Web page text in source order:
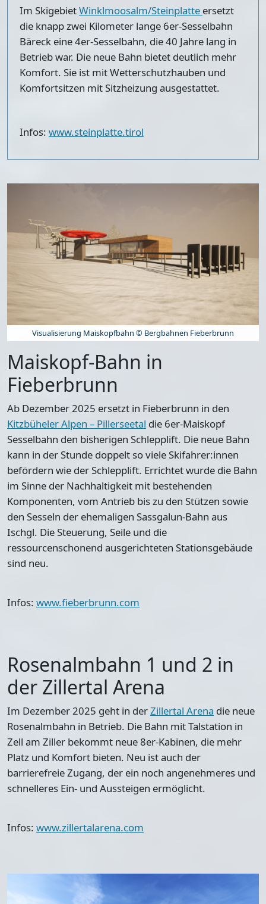
Im SkigebietWinklmoosalm/Steinplatte ersetzt
die knapp zwei Kilometer lange 6er-Sesselbahn
Bäreck eine 4er-Sesselbahn, die 40 Jahre lang in
Betrieb war. Die neue Bahn bietet deutlich mehr
Komfort. Sie ist mit Wetterschutzhauben und
Komfortsitzen mit Sitzheizung ausgestattet.
Infos: www.steinplatte.tirol
Visualisierung Maiskopfbahn © Bergbahnen Fieberbrunn
Maiskopf-Bahn in
Fieberbrunn
Ab Dezember 2025 ersetzt in Fieberbrunn in den
Kitzbüheler Alpen – Pillerseetal die 6er-Maiskopf
Sesselbahn den bisherigen Schlepplift. Die neue Bahn
kann in der Stunde doppelt so viele Skifahrer:innen
befördern wie der Schlepplift. Errichtet wurde die Bahn
im Sinne der Nachhaltigkeit mit bestehenden
Komponenten, vom Antrieb bis zu den Stützen sowie
den Sesseln der ehemaligen Sassgalun-Bahn aus
Ischgl. Die Steuerung, Seile und die
ressourcenschonend ausgerichteten Stationsgebäude
sind neu.
Infos: www.fieberbrunn.com
Rosenalmbahn 1 und 2 in
der Zillertal Arena
Im Dezember 2025 geht in derZillertal Arena die neue
Rosenalmbahn in Betrieb. Die Bahn mit Talstation in
Zell am Ziller bekommt neue 8er-Kabinen, die mehr
Platz und Komfort bieten. Neu ist auch der
barrierefreie Zugang, der ein noch angenehmeres und
schnelleres Ein- und Aussteigen ermöglicht.
Infos: www.zillertalarena.com